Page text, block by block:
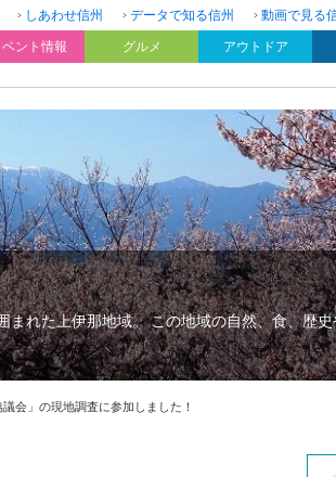
しあわせ信州 データで知る信州 動画で見る
ベント情報 グルメ アウトドア
れた上伊那地域。 この地域の自然、食、歴
会」の現地調査に参加しました！